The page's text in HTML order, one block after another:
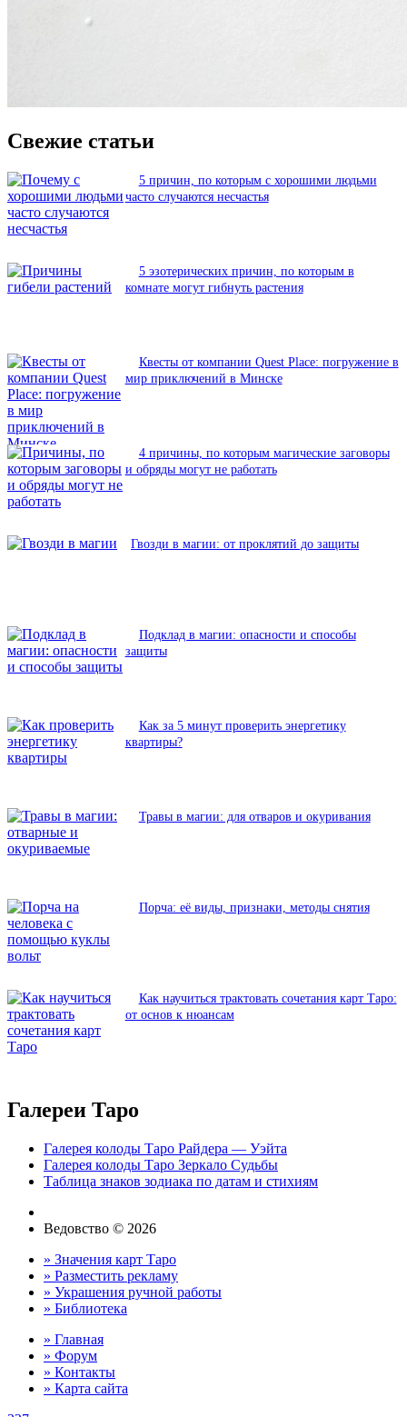
Свежие статьи
5 причин, по которым с хорошими людьми
часто случаются несчастья
5 эзотерических причин, по которым в
комнате могут гибнуть растения
Квесты от компании Quest Place: погружение в
мир приключений в Минске
4 причины, по которым магические заговоры
и обряды могут не работать
Гвозди в магии: от проклятий до защиты
Подклад в магии: опасности и способы
защиты
Как за 5 минут проверить энергетику
квартиры?
Травы в магии: для отваров и окуривания
Порча: её виды, признаки, методы снятия
Как научиться трактовать сочетания карт Таро:
от основ к нюансам
Галереи Таро
Галерея колоды Таро Райдера — Уэйта
Галерея колоды Таро Зеркало Судьбы
Таблица знаков зодиака по датам и стихиям
Ведовство © 2026
» Значения карт Таро
» Разместить рекламу
» Украшения ручной работы
» Библиотека
» Главная
» Форум
» Контакты
» Карта сайта